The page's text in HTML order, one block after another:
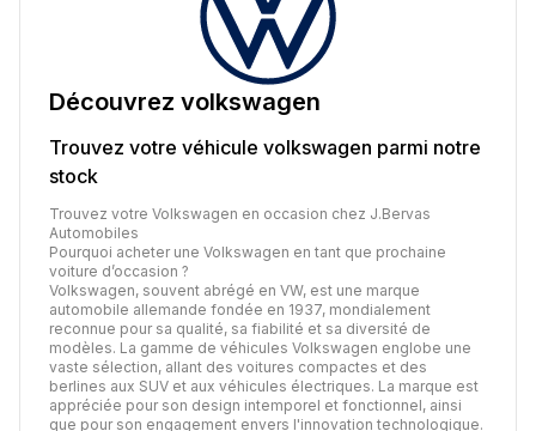
Découvrez volkswagen
Trouvez votre véhicule volkswagen parmi notre
stock
Trouvez votre Volkswagen en occasion chez J.Bervas
Automobiles
Pourquoi acheter une Volkswagen en tant que prochaine
voiture d’occasion ?
Volkswagen, souvent abrégé en VW, est une marque
automobile allemande fondée en 1937, mondialement
reconnue pour sa qualité, sa fiabilité et sa diversité de
modèles. La gamme de véhicules Volkswagen englobe une
vaste sélection, allant des voitures compactes et des
berlines aux SUV et aux véhicules électriques. La marque est
appréciée pour son design intemporel et fonctionnel, ainsi
que pour son engagement envers l'innovation technologique.